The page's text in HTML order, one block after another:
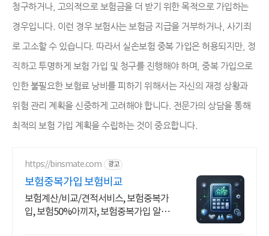
청구하거나, 고의적으로 보험금을 더 받기 위한 목적으로 가입하는
경우입니다. 이런 경우 보험사는 보험금 지급을 거부하거나, 사기죄
로 고소할 수 있습니다. 따라서 실손보험 중복 가입은 허용되지만, 정
직하고 투명하게 보험 가입 및 청구를 진행해야 하며, 중복 가입으로
인한 불필요한 보험료 낭비를 피하기 위해서는 자신의 재정 상황과
위험 관리 계획을 신중하게 고려해야 합니다. 전문가의 상담을 통해
최적의 보험 가입 계획을 수립하는 것이 중요합니다.
https://binsmate.com 광고
보험중복가입 보험비교
보험계산/비교/견적서비스, 보험중복가
입, 보험50%아끼자, 보험중복가입 알뜰